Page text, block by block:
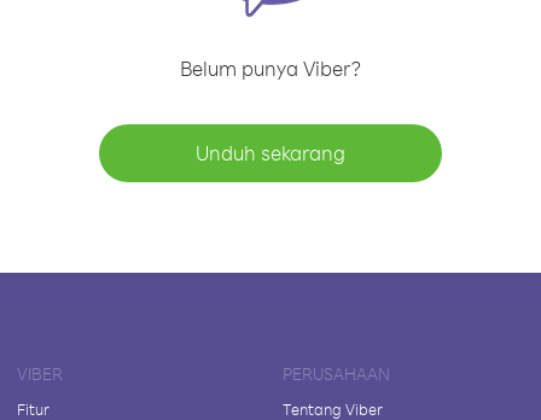
Belum punya Viber?
Unduh sekarang
VIBER
Fitur
PERUSAHAAN
Tentang Viber